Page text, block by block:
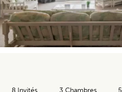
8 Invités 3 Chambres